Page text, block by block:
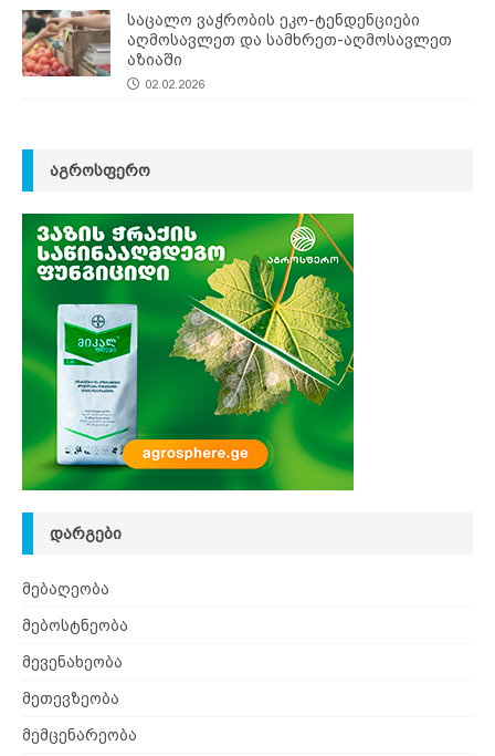
საცალო ვაჭრობის ეკო-ტენდენციები
აღმოსავლეთ და სამხრეთ-აღმოსავლეთ
აზიაში
02.02.2026
ᲐᲒᲠᲝᲡᲤᲔᲠᲝ
ᲓᲐᲠᲒᲔᲑᲘ
მებაღეობა
მებოსტნეობა
მევენახეობა
მეთევზეობა
მემცენარეობა